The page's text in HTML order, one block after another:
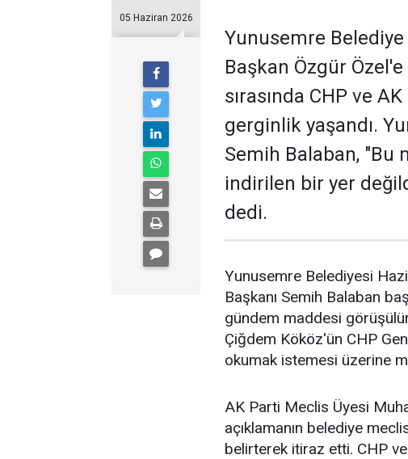
05 Haziran 2026
Yunusemre
Başkan Özgür
sırasında CHP ve
gerginlik yaşandı.
Semih Balaban, "Bu
indirilen bir yer
dedi.
Yunusemre Belediyesi
Başkanı Semih Balaban
gündem maddesi
Çiğdem Kököz'ün CHP
okumak istemesi üzerine
AK Parti Meclis Üyesi
açıklamanın belediye
belirterek itiraz etti. CHP